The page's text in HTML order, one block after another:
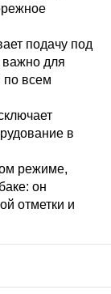
подачу под
важно для
по всем
в
режиме,
он
отметки и